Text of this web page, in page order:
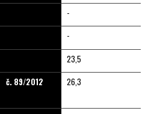
-
-
23,5
č. 89/2012
26,3